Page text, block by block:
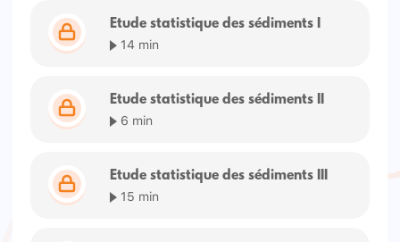
Etude statistique des sédiments I
14 min
Etude statistique des sédiments II
6 min
Etude statistique des sédiments III
15 min